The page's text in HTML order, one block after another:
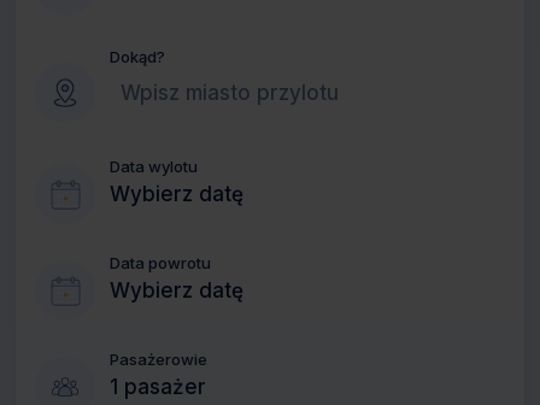
Dokąd?
Data wylotu
Wybierz datę
Data powrotu
Wybierz datę
Pasażerowie
1 pasażer